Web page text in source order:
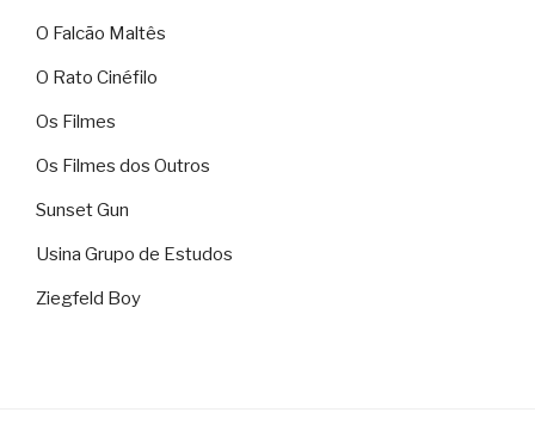
O Falcão Maltês
O Rato Cinéfilo
Os Filmes
Os Filmes dos Outros
Sunset Gun
Usina Grupo de Estudos
Ziegfeld Boy